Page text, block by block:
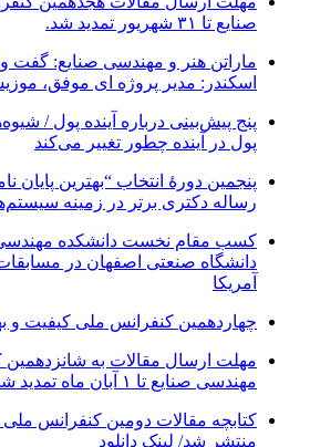
صنایع تا ۳۱ شهریور تمدید شد.
ماراتن هنر و مهندسی صنایع: گفت و
اسکندر: مدیر پروژه ای موفق،
پنج پیش‌بینی درباره آینده پول /
پول در آینده چطور تغییر می‌کند
پنجمین دورۀ انتخاب “بهترین پایان
رساله دکتری برتر در زمینه
کسب مقام نخست دانشکده
دانشگاه صنعتی اصفهان در
آمریکا
چهاردهمین کنفرانس ملی کیفیت و بهره وری/
مهلت ارسال مقالات به شانزدهمین
مهندسی صنایع تا ۱ آبان ماه تمدید شد.
کتابچه مقالات دومین کنفرانس
منتشر شد/ لینک دانلود